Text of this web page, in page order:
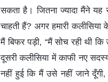
सकता है। जितना ज्यादा मैंने यह
चाहती हैं? अगर हमारी
मैं बिफर पड़ी, “मैं सोच रही थी
दूसरी कलीसिया में काफी नए
नहीं हुई कि मैं उसे नहीं जाने